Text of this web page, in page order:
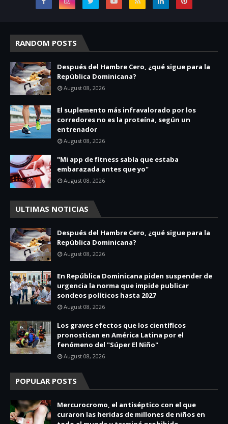
RANDOM POSTS
Después del Hambre Cero, ¿qué sigue para la
República Dominicana?
August 08, 2026
El suplemento más infravalorado por los
corredores no es la proteína, según un
entrenador
August 08, 2026
"Mi app de fitness sabía que estaba
embarazada antes que yo"
August 08, 2026
ULTIMAS NOTICIAS
Después del Hambre Cero, ¿qué sigue para la
República Dominicana?
August 08, 2026
En República Dominicana piden suspender de
urgencia la norma que impide publicar
sondeos políticos hasta 2027
August 08, 2026
Los graves efectos que los científicos
pronostican en América Latina por el
fenómeno del "Súper El Niño"
August 08, 2026
POPULAR POSTS
Mercurocromo, el antiséptico con el que
curaron las heridas de millones de niños en